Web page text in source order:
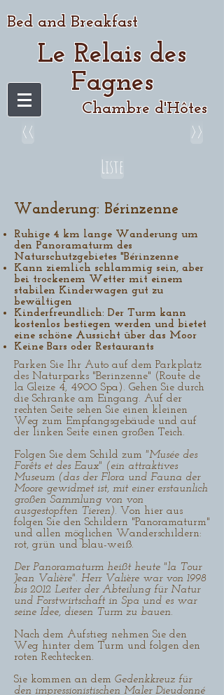
Bed and Breakfast
Chambre d'Hôtes
Le Relais des
Fagnes
<<
>>
Liste
Wanderung: Bérinzenne
Ruhige 4 km lange Wanderung um
den Panoramaturm des
Naturschutzgebietes "Bérinzenne
Kann ziemlich schlammig sein, aber
bei trockenem Wetter mit einem
stabilen Kinderwagen gut zu
bewältigen
Kinderfreundlich: Der Turm kann
kostenlos bestiegen werden und bietet
eine schöne Aussicht über das Moor
Keine Bars oder Restaurants
Parken Sie Ihr Auto auf dem Parkplatz
des Naturparks "Berinzenne" (Route de
la Gleize 4, 4900 Spa). Gehen Sie durch
die Schranke am Eingang. Auf der
rechten Seite sehen Sie einen kleinen
Weg zum Empfangsgebäude und auf
der linken Seite einen großen Teich.
Folgen Sie dem Schild zum "Musée des
Forêts et des Eaux" (ein attraktives
Museum (das der Flora und Fauna der
Moore gewidmet ist, mit einer erstaunlich
großen Sammlung von von
ausgestopften Tieren). Von hier aus
folgen Sie den Schildern "Panoramaturm"
und allen möglichen Wanderschildern:
rot, grün und blau-weiß.
Der Panoramaturm heißt heute "la Tour
Jean Valière". Herr Valière war von 1998
bis 2012 Leiter der Abteilung für Natur
und Forstwirtschaft in Spa und es war
seine Idee, diesen Turm zu bauen.
Nach dem Aufstieg nehmen Sie den
Weg hinter dem Turm und folgen den
roten Rechtecken.
Sie kommen an dem Gedenkkreuz für
den impressionistischen Maler Dieudonné